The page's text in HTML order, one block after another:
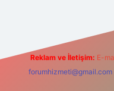
Reklam ve İletişim: E-
forumhizmeti@gmail.com